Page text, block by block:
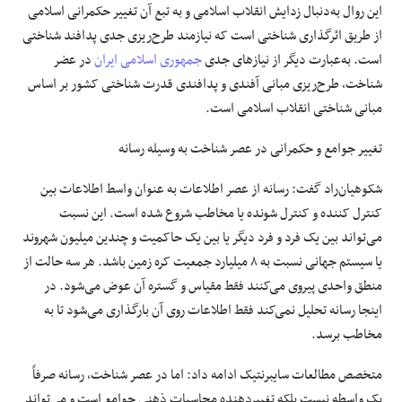
این روال به‌دنبال زدایش انقلاب اسلامی و به تبع آن تغییر حکمرانی اسلامی
از طریق اثرگذاری شناختی است که نیازمند طرح‌ریزی جدی پدافند شناختی
است. به‌عبارت دیگر از نیازهای جدیجمهوری اسلامی ایراندر عضر
شناخت، طرح‌ریزی مبانی آفندی و پدافندی قدرت شناختی کشور بر اساس
مبانی شناختی انقلاب اسلامی است.
تغییر جوامع و حکمرانی در عصر شناخت به وسیله رسانه
شکوهیان‌راد گفت: رسانه از عصر اطلاعات به عنوان واسط اطلاعات بین
کنترل کننده و کنترل شونده یا مخاطب شروع شده است. این نسبت
می‌تواند بین یک فرد و فرد دیگر یا بین یک حاکمیت و چندین میلیون شهروند
یا سیستم جهانی نسبت به ۸ میلیارد جمعیت کره زمین باشد. هر سه حالت از
منطق واحدی پیروی می‌کنند فقط مقیاس و گستره آن عوض می‌شود. در
اینجا رسانه تحلیل نمی‌کند فقط اطلاعات روی آن بارگذاری می‌شود تا به
مخاطب برسد.
متخصص مطالعات سایبرنتیک ادامه داد: اما در عصر شناخت، رسانه صرفاً